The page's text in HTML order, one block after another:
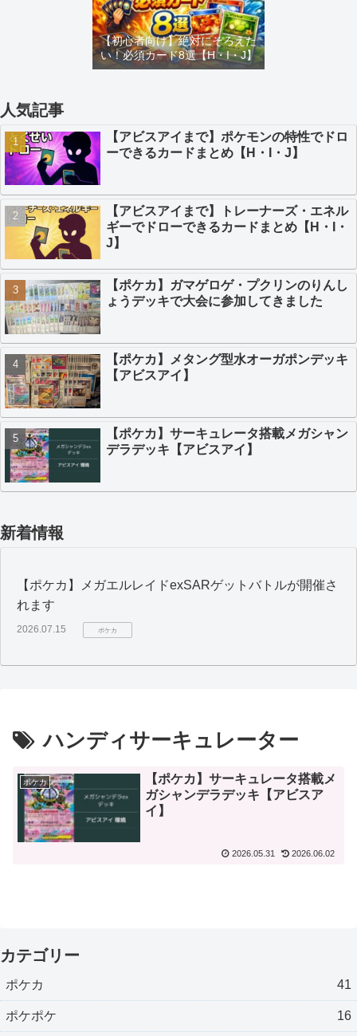
【初心者向け】絶対にそろえた
い！必須カード8選【H・I・J】
人気記事
【アビスアイまで】ポケモンの特性でドロ
ーできるカードまとめ【H・I・J】
【アビスアイまで】トレーナーズ・エネル
ギーでドローできるカードまとめ【H・I・
J】
【ポケカ】ガマゲロゲ・プクリンのりんし
ょうデッキで大会に参加してきました
【ポケカ】メタング型水オーガポンデッキ
【アビスアイ】
【ポケカ】サーキュレータ搭載メガシャン
デラデッキ【アビスアイ】
新着情報
【ポケカ】メガエルレイドexSARゲットバトルが開催さ
れます
2026.07.15 ポケカ
ハンディサーキュレーター
ポケカ
【ポケカ】サーキュレータ搭載メ
ガシャンデラデッキ【アビスア
イ】
2026.05.31 2026.06.02
カテゴリー
ポケカ 41
ポケポケ 16